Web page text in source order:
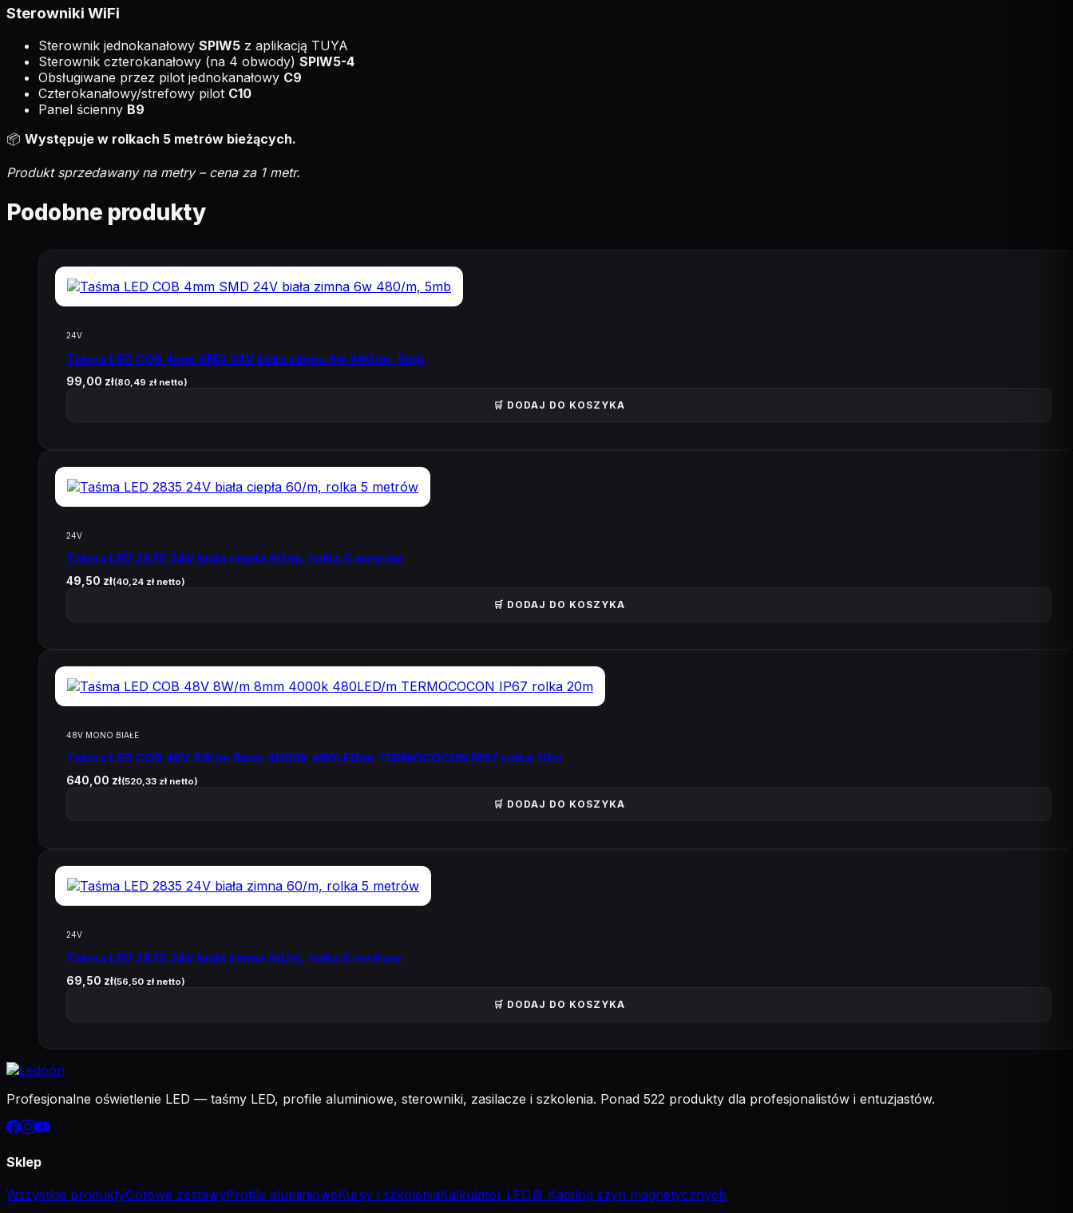
Sterowniki WiFi
Sterownik jednokanałowy SPIW5 z aplikacją TUYA
Sterownik czterokanałowy (na 4 obwody) SPIW5-4
Obsługiwane przez pilot jednokanałowy C9
Czterokanałowy/strefowy pilot C10
Panel ścienny B9
📦 Występuje w rolkach 5 metrów bieżących.
Produkt sprzedawany na metry – cena za 1 metr.
Podobne produkty
24V
Taśma LED COB 4mm SMD 24V biała zimna 6w 480/m, 5mb
99,00 zł(80,49 złnetto)
🛒 DODAJ DO KOSZYKA
24V
Taśma LED 2835 24V biała ciepła 60/m, rolka 5 metrów
49,50 zł(40,24 złnetto)
🛒 DODAJ DO KOSZYKA
48V MONO BIAŁE
Taśma LED COB 48V 8W/m 8mm 4000k 480LED/m TERMOCOCON IP67 rolka 20m
640,00 zł(520,33 złnetto)
🛒 DODAJ DO KOSZYKA
24V
Taśma LED 2835 24V biała zimna 60/m, rolka 5 metrów
69,50 zł(56,50 złnetto)
🛒 DODAJ DO KOSZYKA
Profesjonalne oświetlenie LED — taśmy LED, profile aluminiowe, sterowniki, zasilacze i szkolenia. Ponad 522 produkty dla profesjonalistów i entuzjastów.
Sklep
Wszystkie produktyGotowe zestawyProfile aluminioweKursy i szkoleniaKalkulator LED 📄 Katalog szyn magnetycznych